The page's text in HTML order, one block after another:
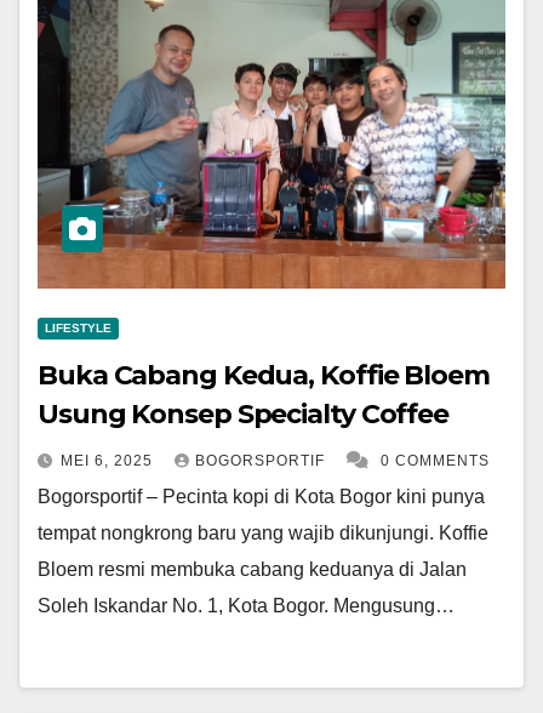
LIFESTYLE
Buka Cabang Kedua, Koffie Bloem
Usung Konsep Specialty Coffee
MEI 6, 2025 BOGORSPORTIF 0 COMMENTS
Bogorsportif – Pecinta kopi di Kota Bogor kini punya
tempat nongkrong baru yang wajib dikunjungi. Koffie
Bloem resmi membuka cabang keduanya di Jalan
Soleh Iskandar No. 1, Kota Bogor. Mengusung…